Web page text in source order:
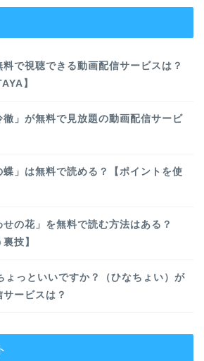
料で視聴できる動画配信サービスは？
】
徹」が無料で見放題の動画配信サービ
蝶」は無料で読める？【ポイントを使
せの花」を無料で読む方法はある？
技】
ょっといいですか？（ひなちょい）が
ービスは？